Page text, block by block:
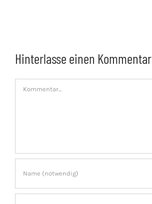
Hinterlasse einen Kommentar